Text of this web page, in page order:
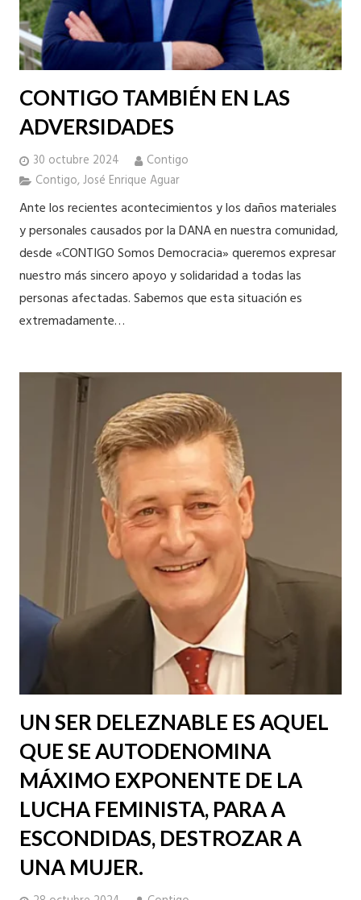
CONTIGO TAMBIÉN EN LAS
ADVERSIDADES
30 octubre 2024
Contigo
Contigo,José Enrique Aguar
Ante los recientes acontecimientos y los daños materiales
y personales causados por la DANA en nuestra comunidad,
desde «CONTIGO Somos Democracia» queremos expresar
nuestro más sincero apoyo y solidaridad a todas las
personas afectadas. Sabemos que esta situación es
extremadamente…
UN SER DELEZNABLE ES AQUEL
QUE SE AUTODENOMINA
MÁXIMO EXPONENTE DE LA
LUCHA FEMINISTA, PARA A
ESCONDIDAS, DESTROZAR A
UNA MUJER.